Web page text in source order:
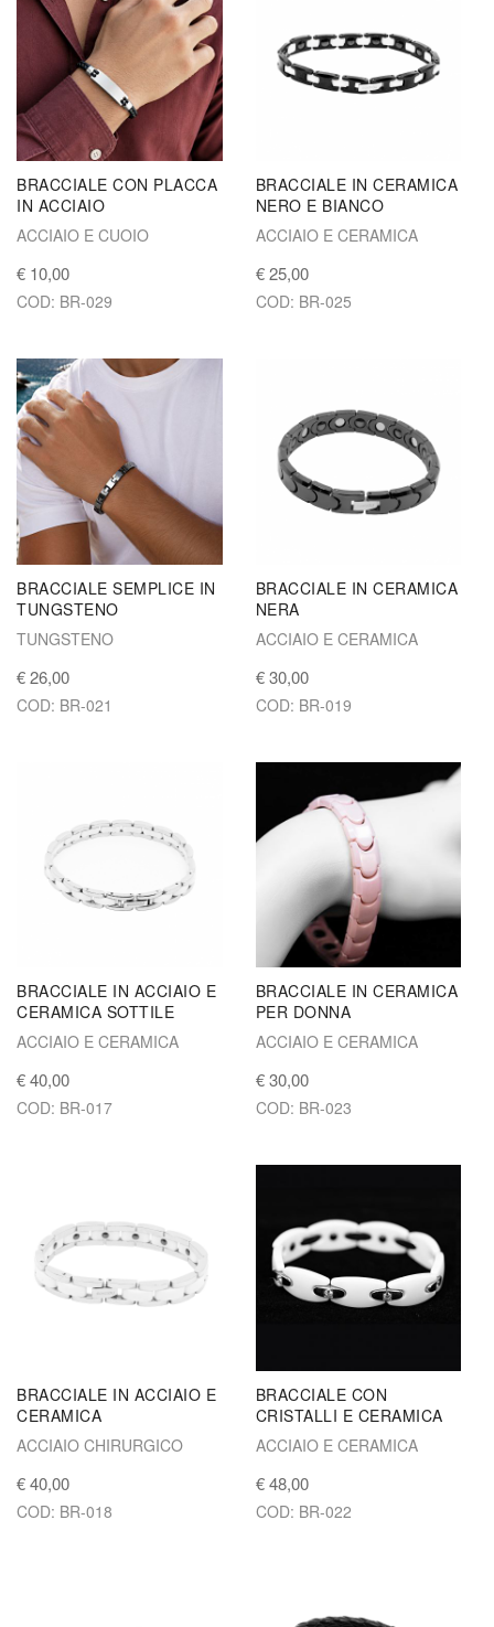
BRACCIALE CON PLACCA
IN ACCIAIO
ACCIAIO E CUOIO
€ 10,00
COD: BR-029
BRACCIALE IN CERAMICA
NERO E BIANCO
ACCIAIO E CERAMICA
€ 25,00
COD: BR-025
BRACCIALE SEMPLICE IN
TUNGSTENO
TUNGSTENO
€ 26,00
COD: BR-021
BRACCIALE IN CERAMICA
NERA
ACCIAIO E CERAMICA
€ 30,00
COD: BR-019
BRACCIALE IN ACCIAIO E
CERAMICA SOTTILE
ACCIAIO E CERAMICA
€ 40,00
COD: BR-017
BRACCIALE IN CERAMICA
PER DONNA
ACCIAIO E CERAMICA
€ 30,00
COD: BR-023
BRACCIALE IN ACCIAIO E
CERAMICA
ACCIAIO CHIRURGICO
€ 40,00
COD: BR-018
BRACCIALE CON
CRISTALLI E CERAMICA
ACCIAIO E CERAMICA
€ 48,00
COD: BR-022